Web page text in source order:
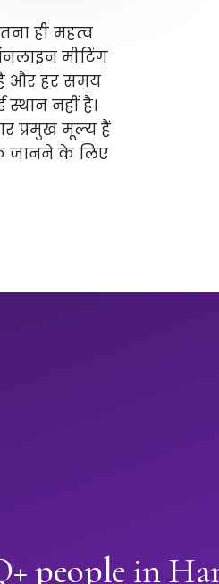
ही महत्व
मीटिंग
है और हर समय
नहीं है।
प्रमुख मूल्य हैं
जानने के लिए
people in